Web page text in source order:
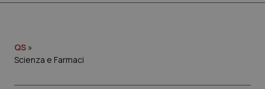
QS »
Scienza e Farmaci